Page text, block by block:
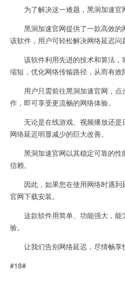
为了解决这一难题，黑洞加速官
黑洞加速官网提供了一款高效的
该软件，用户可轻松解决网络延迟问
该软件利用先进的技术和算法，
缩短，优化网络传输路径，从而有效
用户只需前往黑洞加速官网，点
作，即可享受更流畅的网络体验。
无论是在线游戏、视频播放还是
网络延迟明显减少的巨大改善。
黑洞加速官网以其稳定可靠的性
信赖。
因此，如果您在使用网络时遇到
官网下载安装。
这款软件用简单、功能强大，能
验。
让我们告别网络延迟，尽情畅享
#18#